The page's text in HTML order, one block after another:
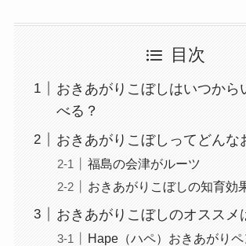
目次
おきあがりこぼしはいつから
べる？
おきあがりこぼしってどんな
福島の会津がルーツ
おきあがりこぼしの知育効
おきあがりこぼしのオススメ
Hape（ハペ）おきあがり